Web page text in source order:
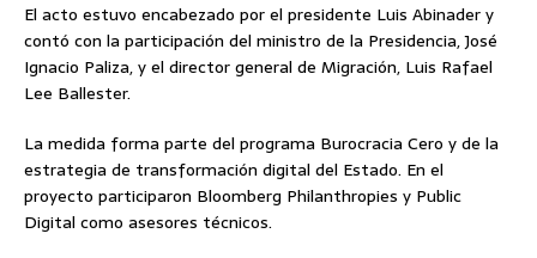
El acto estuvo encabezado por el presidente Luis Abinader y
contó con la participación del ministro de la Presidencia, José
Ignacio Paliza, y el director general de Migración, Luis Rafael
Lee Ballester.
La medida forma parte del programa Burocracia Cero y de la
estrategia de transformación digital del Estado. En el
proyecto participaron Bloomberg Philanthropies y Public
Digital como asesores técnicos.